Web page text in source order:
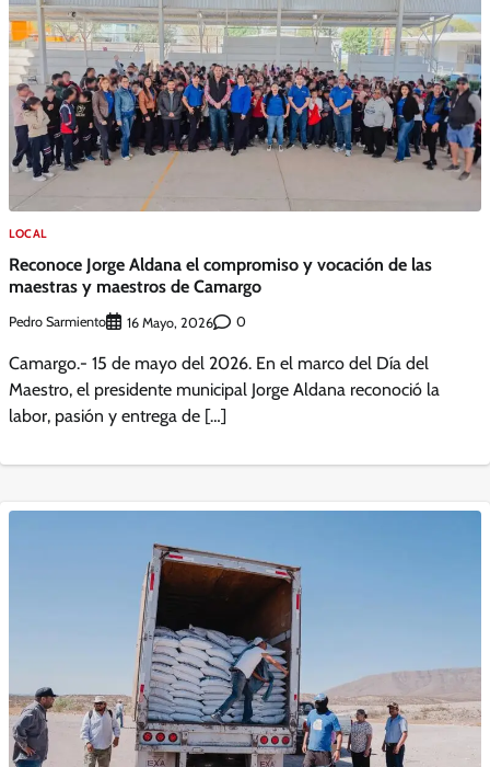
LOCAL
Reconoce Jorge Aldana el compromiso y vocación de las
maestras y maestros de Camargo
Pedro Sarmiento 16 Mayo, 2026 0
Camargo.- 15 de mayo del 2026. En el marco del Día del
Maestro, el presidente municipal Jorge Aldana reconoció la
labor, pasión y entrega de […]